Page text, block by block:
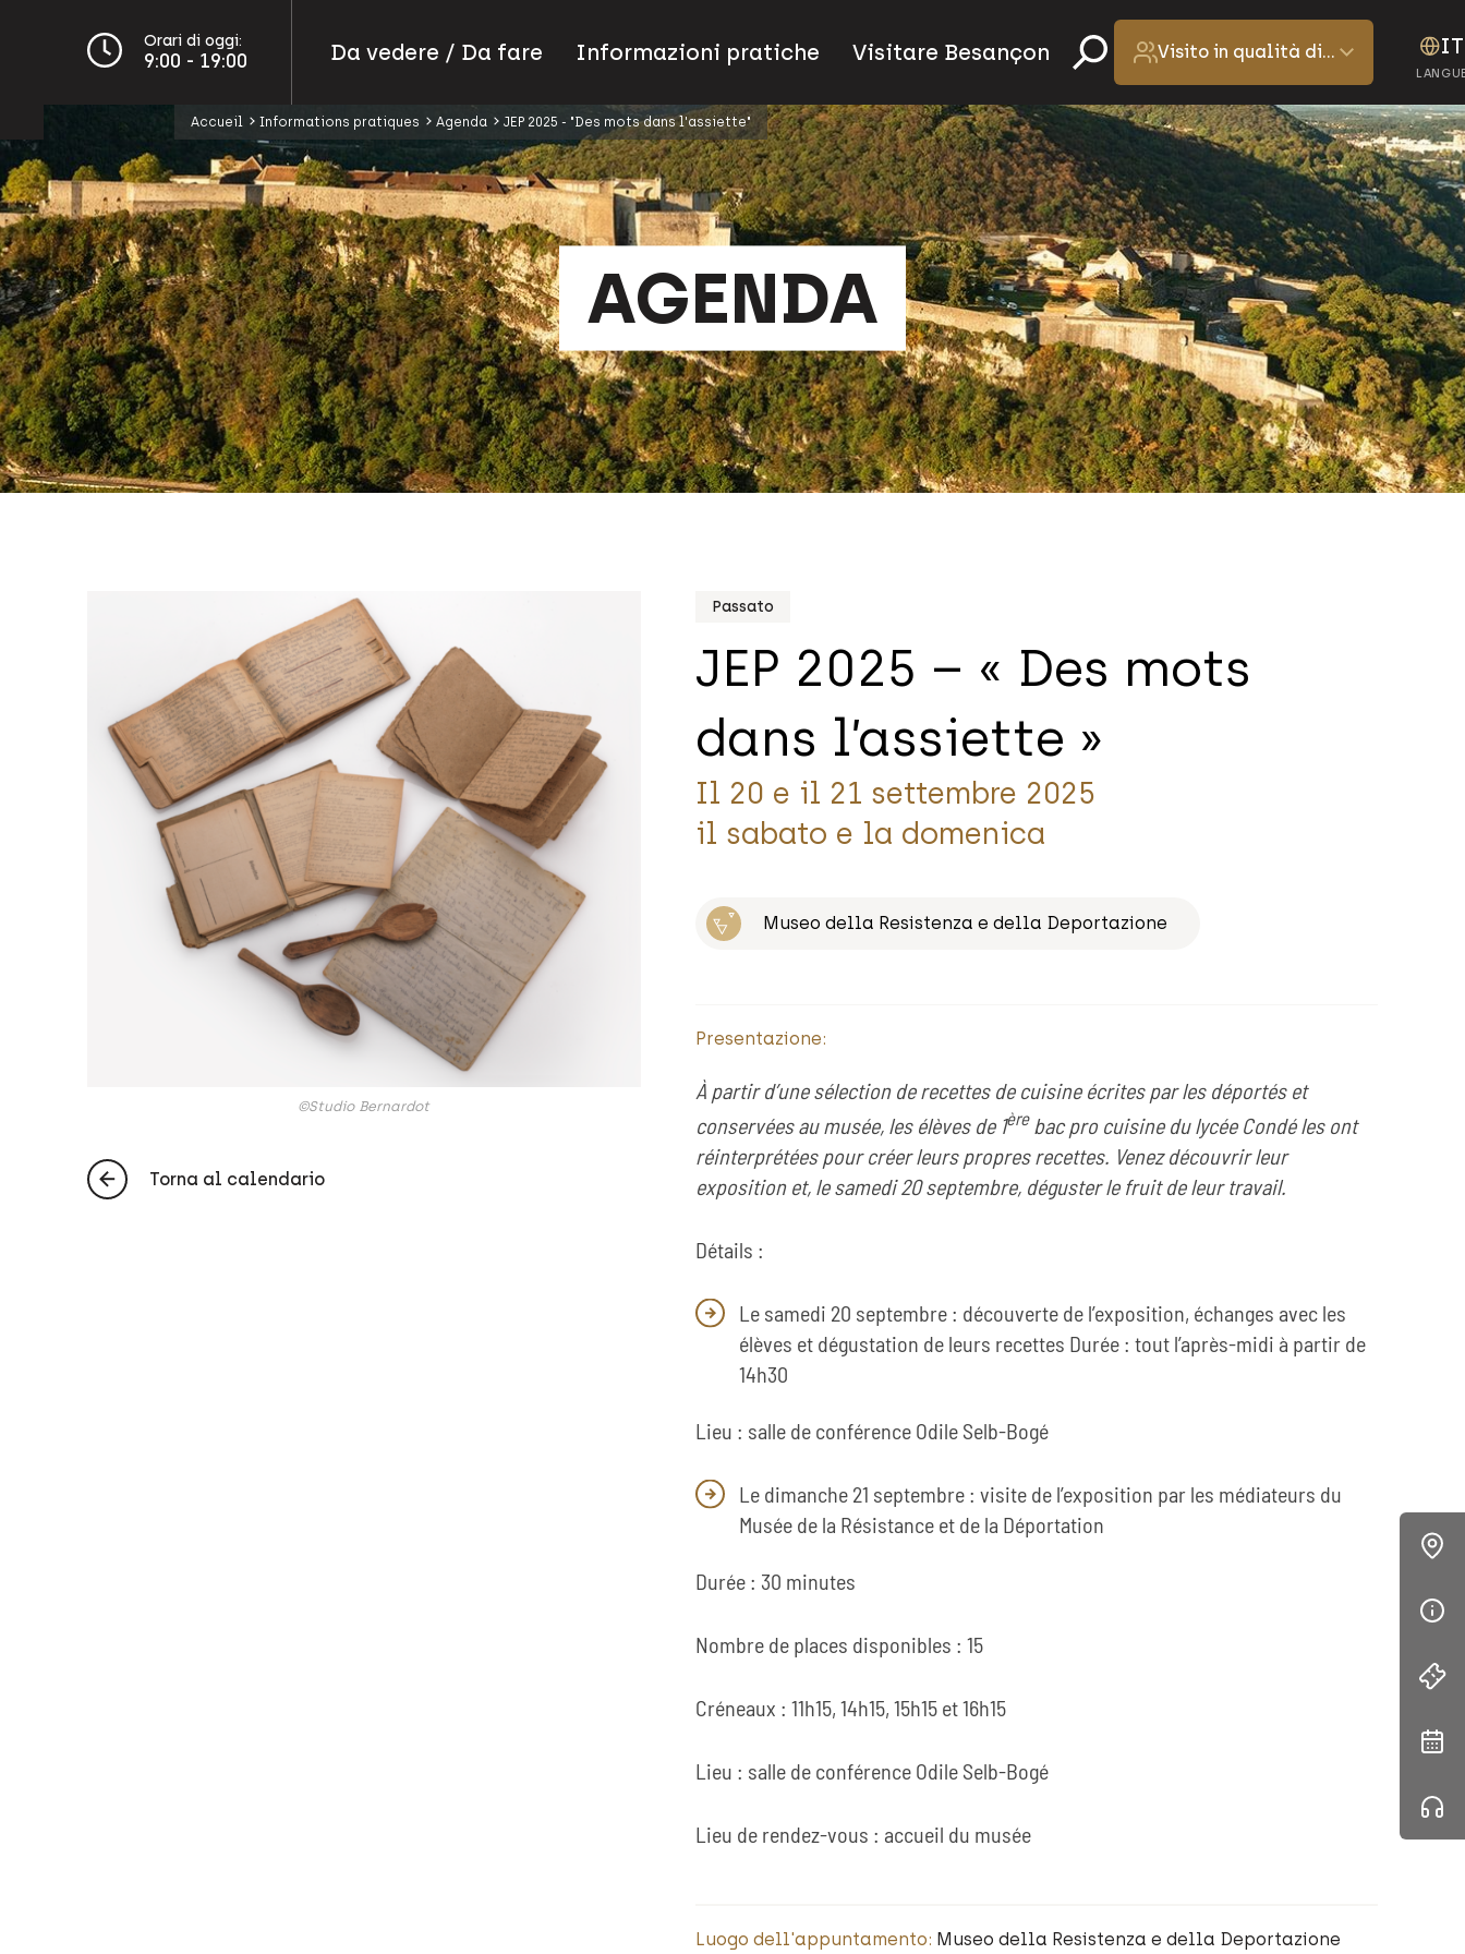
Orari di oggi:
9:00 - 19:00
IT
Da vedere / Da fare Informazioni pratiche Visitare Besançon Visito in qualità di…
Accueil Informations pratiques Agenda JEP 2025 - "Des mots dans l'assiette"
AGENDA
©Studio Bernardot
Torna al calendario
Passato
JEP 2025 – « Des mots
dans l’assiette »
Il 20 e il 21 settembre 2025
il sabato e la domenica
Museo della Resistenza e della Deportazione
Presentazione:
À partir d’une sélection de recettes de cuisine écrites par les déportés et
conservées au musée, les élèves de 1èrebac pro cuisine du lycée Condé les ont
réinterprétées pour créer leurs propres recettes. Venez découvrir leur
exposition et, le samedi 20 septembre, déguster le fruit de leur travail.
Détails :
Le samedi 20 septembre : découverte de l’exposition, échanges avec les
élèves et dégustation de leurs recettes Durée : tout l’après-midi à partir de
14h30
Lieu : salle de conférence Odile Selb-Bogé
Le dimanche 21 septembre : visite de l’exposition par les médiateurs du
Musée de la Résistance et de la Déportation
Durée : 30 minutes
Nombre de places disponibles : 15
Créneaux : 11h15, 14h15, 15h15 et 16h15
Lieu : salle de conférence Odile Selb-Bogé
Lieu de rendez-vous : accueil du musée
Luogo dell'appuntamento: Museo della Resistenza e della Deportazione